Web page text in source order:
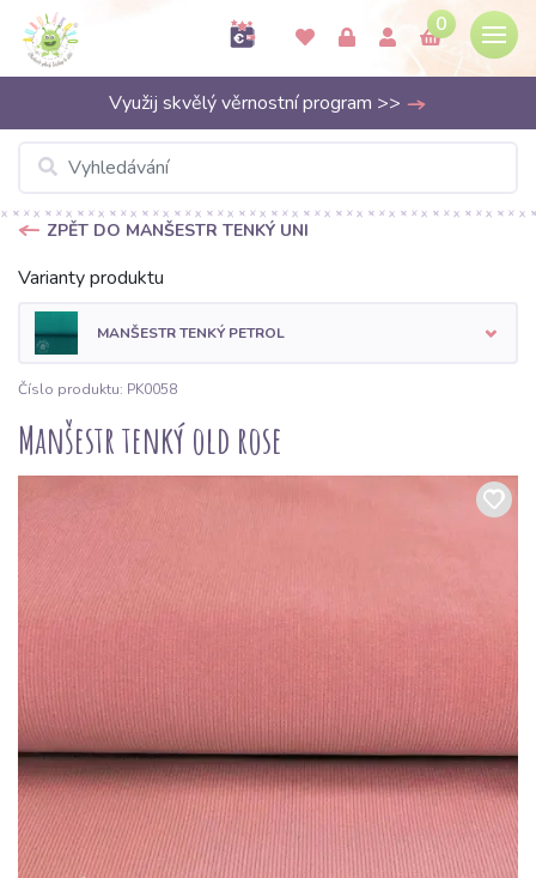
0
Využij skvělý věrnostní program >>
ZPĚT DO MANŠESTR TENKÝ UNI
Varianty produktu
MANŠESTR TENKÝ PETROL
Číslo produktu: PK0058
Manšestr tenký old rose